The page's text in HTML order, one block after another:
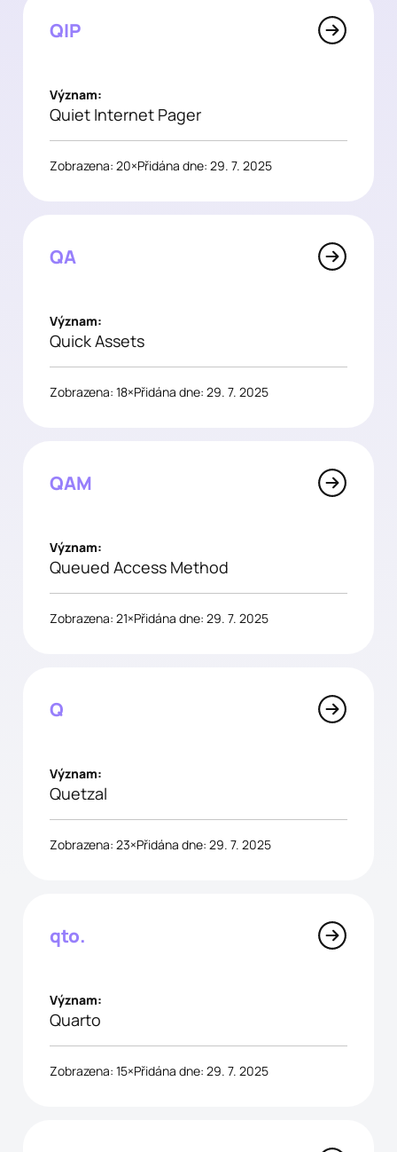
QIP
Význam:
Quiet Internet Pager
Zobrazena: 20×Přidána dne: 29. 7. 2025
QA
Význam:
Quick Assets
Zobrazena: 18×Přidána dne: 29. 7. 2025
QAM
Význam:
Queued Access Method
Zobrazena: 21×Přidána dne: 29. 7. 2025
Q
Význam:
Quetzal
Zobrazena: 23×Přidána dne: 29. 7. 2025
qto.
Význam:
Quarto
Zobrazena: 15×Přidána dne: 29. 7. 2025